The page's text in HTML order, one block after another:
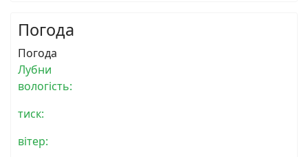
Погода
Погода
Лубни
вологість:
тиск:
вітер: